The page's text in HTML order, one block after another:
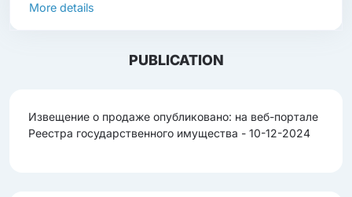
More details
PUBLICATION
Извещение о продаже опубликовано: на веб-портале
Реестра государственного имущества - 10-12-2024